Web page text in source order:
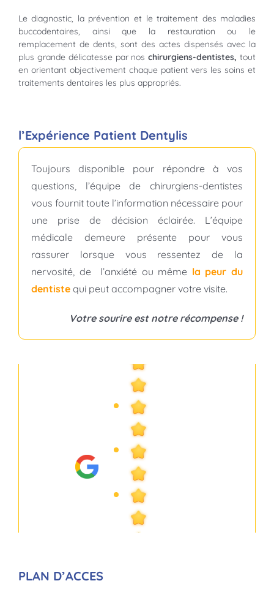
Le diagnostic, la prévention et le traitement des maladies
buccodentaires, ainsi que la restauration ou le
remplacement de dents, sont des actes dispensés avec la
plus grande délicatesse par noschirurgiens-dentistes,tout
en orientant objectivement chaque patient vers les soins et
traitements dentaires les plus appropriés.
l’Expérience Patient Dentylis
Toujours disponible pour répondre à vos
questions, l’équipe de chirurgiens-dentistes
vous fournit toute l’information nécessaire pour
une prise de décision éclairée. L’équipe
médicale demeure présente pour vous
rassurer lorsque vous ressentez de la
nervosité, de l’anxiété ou même la peur du
dentistequi peut accompagner votre visite.
Votre sourire est notre récompense !
PLAN D’ACCES